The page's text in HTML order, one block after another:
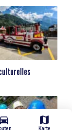
directions_car map
Karte